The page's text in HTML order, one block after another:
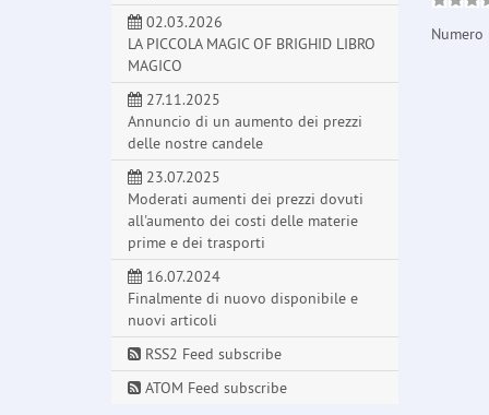
02.03.2026
LA PICCOLA MAGIC OF BRIGHID LIBRO
MAGICO
27.11.2025
Annuncio di un aumento dei prezzi
delle nostre candele
23.07.2025
Moderati aumenti dei prezzi dovuti
all'aumento dei costi delle materie
prime e dei trasporti
16.07.2024
Finalmente di nuovo disponibile e
nuovi articoli
RSS2 Feed subscribe
ATOM Feed subscribe